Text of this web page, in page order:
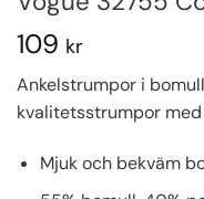
109 kr
Ankelstrumpor i
kvalitetsstrumpor
Mjuk och bekväm